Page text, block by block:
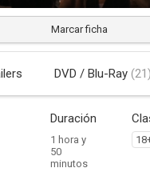
Marcar ficha
DVD / Blu-Ray (21)
Duración
1 hora y
50
minutos